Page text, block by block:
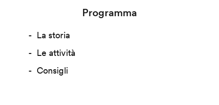
Programma
La storia
Le attività
Consigli